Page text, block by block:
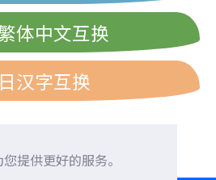
提供更好的服务。
体中文互换
汉字互换